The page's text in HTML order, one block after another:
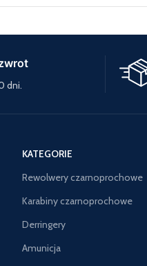
dni.
KATEGORIE
Rewolwery czarnoprochowe
Karabiny czarnoprochowe
Derringery
Amunicja